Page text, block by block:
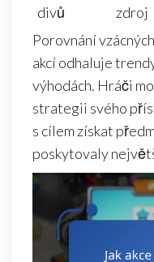
divů
zdroj
Porovnání
akcí odhaluje
výhodách. Hráči
strategii svého
s cílem získat
poskytovaly